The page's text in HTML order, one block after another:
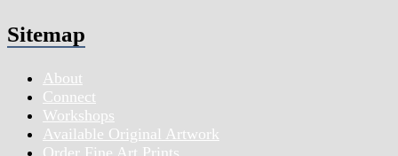
Sitemap
About
Connect
Workshops
Available Original Artwork
Order Fine Art Prints